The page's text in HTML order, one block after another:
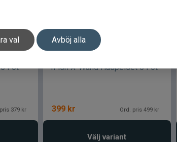
val Avböj alla
Fot
379 kr
IFish X-Wand Haspelset 6 Fot
399 kr Ord. pris 499 kr
Välj variant